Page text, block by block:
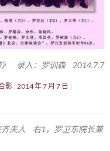
》 录入：罗训森 2014.7.7
影 2014 年 7 月 7 日
夫人 右1，罗卫东院长兼